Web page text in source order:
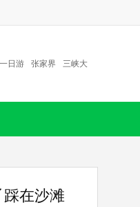
一日游 张家界 三峡大
在沙滩